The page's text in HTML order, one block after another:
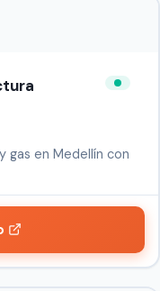
gas en Medellín con